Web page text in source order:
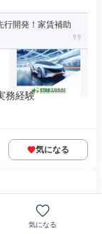
行開発！家賃補助
務経験
気になる
気になる